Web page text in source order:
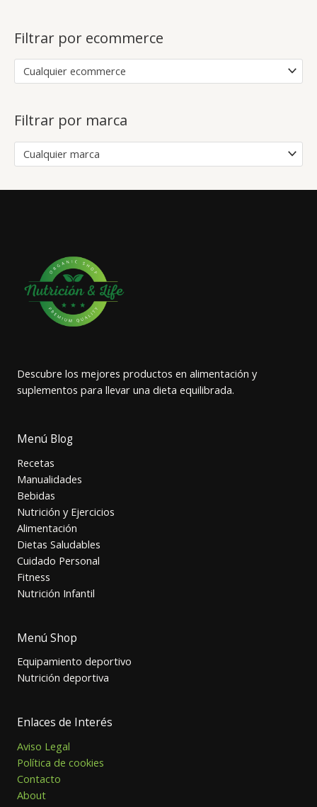
Filtrar por ecommerce
Cualquier ecommerce
Filtrar por marca
Cualquier marca
Descubre los mejores productos en alimentación y
suplementos para llevar una dieta equilibrada.
Menú Blog
Recetas
Manualidades
Bebidas
Nutrición y Ejercicios
Alimentación
Dietas Saludables
Cuidado Personal
Fitness
Nutrición Infantil
Menú Shop
Equipamiento deportivo
Nutrición deportiva
Enlaces de Interés
Aviso Legal
Política de cookies
Contacto
About